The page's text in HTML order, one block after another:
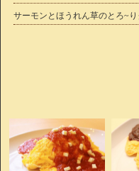
サーモンとほうれん草のとろ~